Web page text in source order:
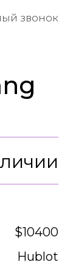
звонок
$10400
Hublot